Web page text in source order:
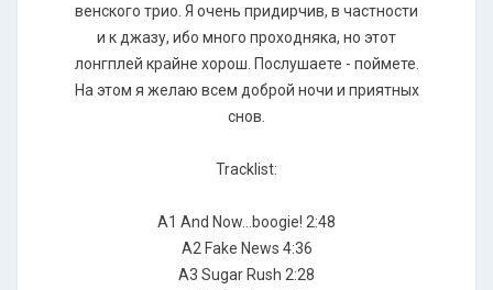
венского трио. Я очень придирчив, в частности
и к джазу, ибо много проходняка, но этот
лонгплей крайне хорош. Послушаете - поймете.
На этом я желаю всем доброй ночи и приятных
снов.
Tracklist:
A1 And Now...boogie! 2:48
A2 Fake News 4:36
A3 Sugar Rush 2:28